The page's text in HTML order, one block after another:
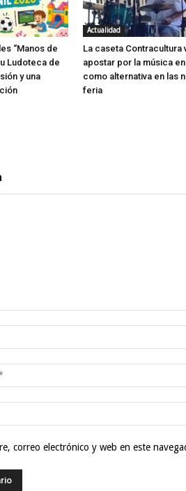
“Manos de
Ludoteca de
y una
Actualidad
La caseta Contracultura
apostar por la música
como alternativa en las
feria
correo electrónico y web en este